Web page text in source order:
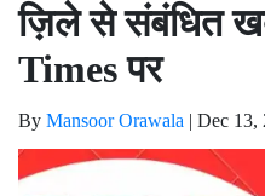
ज़िले से संबंधित
Times पर
By Mansoor Orawala | Dec 13,